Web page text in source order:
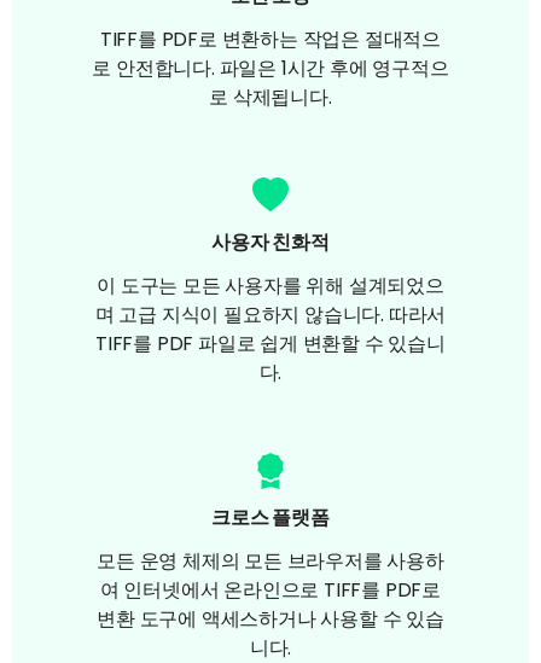
TIFF를 PDF로 변환하는 작업은 절대적으
로 안전합니다. 파일은 1시간 후에 영구적으
로 삭제됩니다.
사용자 친화적
이 도구는 모든 사용자를 위해 설계되었으
며 고급 지식이 필요하지 않습니다. 따라서
TIFF를 PDF 파일로 쉽게 변환할 수 있습니
다.
크로스 플랫폼
모든 운영 체제의 모든 브라우저를 사용하
여 인터넷에서 온라인으로 TIFF를 PDF로
변환 도구에 액세스하거나 사용할 수 있습
니다.